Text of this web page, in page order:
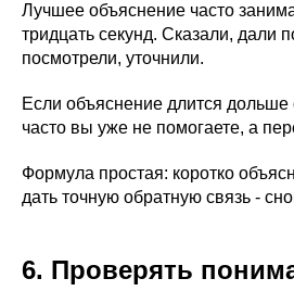
Лучшее объяснение часто
тридцать секунд. Сказали, дали
посмотрели, уточнили.
Если объяснение длится дольше
часто вы уже не помогаете, а
Формула простая: коротко
дать точную обратную связь -
6. Проверять